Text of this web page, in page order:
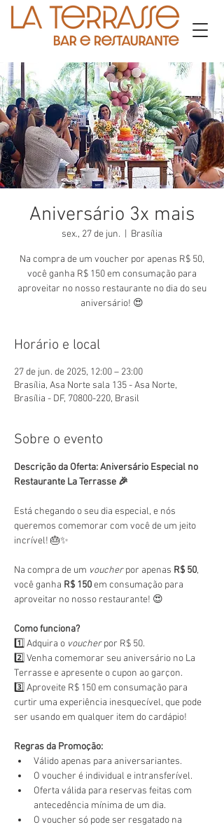
Aniversário 3x mais
sex., 27 de jun. Brasília
Na compra de um voucher por apenas R$ 50,
você ganha R$ 150 em consumação para
aproveitar no nosso restaurante no dia do seu
aniversário! 😍
Horário e local
27 de jun. de 2025, 12:00 – 23:00
Brasília, Asa Norte sala 135 - Asa Norte,
Brasília - DF, 70800-220, Brasil
Sobre o evento
Descrição da Oferta: Aniversário Especial no
Restaurante La Terrasse 🎉
Está chegando o seu dia especial, e nós
queremos comemorar com você de um jeito
incrível! 🎂✨
Na compra de um voucher por apenas R$ 50,
você ganha R$ 150 em consumação para
aproveitar no nosso restaurante! 😍
Como funciona?
1️⃣ Adquira o voucher por R$ 50.
2️⃣ Venha comemorar seu aniversário no La
Terrasse e apresente o cupon ao garçon.
3️⃣ Aproveite R$ 150 em consumação para
curtir uma experiência inesquecível, que pode
ser usando em qualquer item do cardápio!
Regras da Promoção:
Válido apenas para aniversariantes.
O voucher é individual e intransferível.
Oferta válida para reservas feitas com
antecedência mínima de um dia.
O voucher só pode ser resgatado na